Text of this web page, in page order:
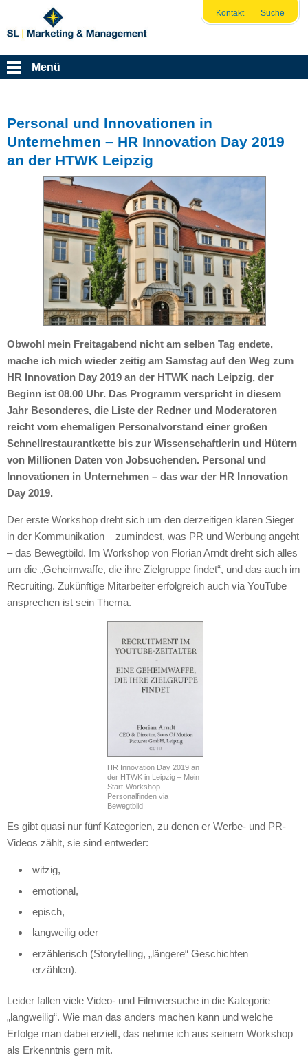
Kontakt Suche
Menü
Personal und Innovationen in
Unternehmen – HR Innovation Day 2019
an der HTWK Leipzig
Obwohl mein Freitagabend nicht am selben Tag endete,
mache ich mich wieder zeitig am Samstag auf den Weg zum
HR Innovation Day 2019 an der HTWK nach Leipzig, der
Beginn ist 08.00 Uhr. Das Programm verspricht in diesem
Jahr Besonderes, die Liste der Redner und Moderatoren
reicht vom ehemaligen Personalvorstand einer großen
Schnellrestaurantkette bis zur Wissenschaftlerin und Hütern
von Millionen Daten von Jobsuchenden. Personal und
Innovationen in Unternehmen – das war der HR Innovation
Day 2019.
Der erste Workshop dreht sich um den derzeitigen klaren Sieger
in der Kommunikation – zumindest, was PR und Werbung angeht
– das Bewegtbild. Im Workshop von Florian Arndt dreht sich alles
um die „Geheimwaffe, die ihre Zielgruppe findet“, und das auch im
Recruiting. Zukünftige Mitarbeiter erfolgreich auch via YouTube
ansprechen ist sein Thema.
HR Innovation Day 2019 an
der HTWK in Leipzig – Mein
Start-Workshop
Personalfinden via
Bewegtbild
Es gibt quasi nur fünf Kategorien, zu denen er Werbe- und PR-
Videos zählt, sie sind entweder:
witzig,
emotional,
episch,
langweilig oder
erzählerisch (Storytelling, „längere“ Geschichten
erzählen).
Leider fallen viele Video- und Filmversuche in die Kategorie
„langweilig“. Wie man das anders machen kann und welche
Erfolge man dabei erzielt, das nehme ich aus seinem Workshop
als Erkenntnis gern mit.